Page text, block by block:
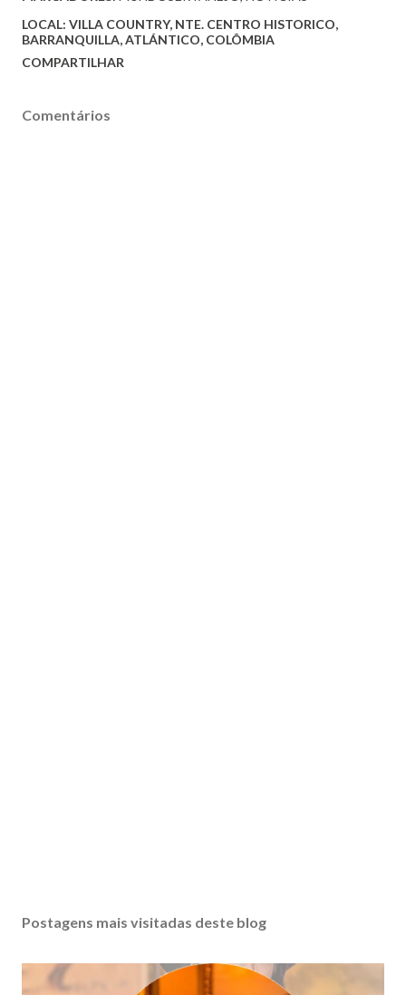
LOCAL: VILLA COUNTRY, NTE. CENTRO HISTORICO,
BARRANQUILLA, ATLÁNTICO, COLÔMBIA
COMPARTILHAR
Comentários
Postagens mais visitadas deste blog